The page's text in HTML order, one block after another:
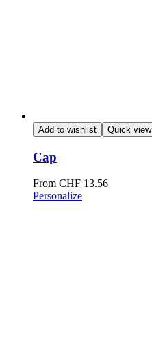
Add to wishlist Quick view
Cap
From CHF 13.56
Personalize